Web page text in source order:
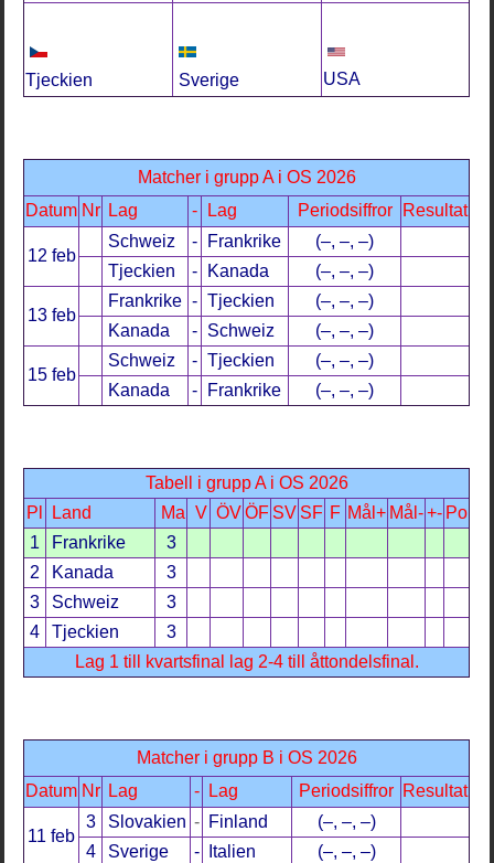
Tjeckien Sverige USA
Matcher i grupp A i OS 2026
Datum Nr Lag - Lag Periodsiffror Resultat
12 feb
Schweiz - Frankrike
(–, –, –)
Tjeckien
- Kanada (–, –, –)
13 feb
Frankrike - Tjeckien
(–, –, –)
Kanada
- Schweiz (–, –, –)
15 feb
Schweiz - Tjeckien
(–, –, –)
Kanada
- Frankrike (–, –, –)
Tabell i grupp A i OS 2026
Pl
Land Ma V ÖV ÖF SV SF F Mål+ Mål- +- Po
1
Frankrike
3
2
Kanada
3
3
Schweiz
3
4
Tjeckien
3
Lag 1 till kvartsfinal lag 2-4 till åttondelsfinal.
Matcher i grupp B i OS 2026
Datum Nr Lag - Lag Periodsiffror Resultat
11 feb
3 Slovakien - Finland
(–, –, –)
4
Sverige - Italien (–, –, –)